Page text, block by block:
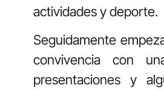
actividades y deporte.
Seguidamente
convivencia con
presentaciones y